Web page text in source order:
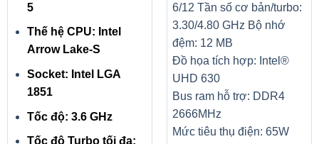
5
Thế hệ CPU: Intel
Arrow Lake-S
Socket: Intel LGA
1851
Tốc độ: 3.6 GHz
Tốc độ Turbo tối đa:
6/12 Tần số cơ bản/turbo:
3.30/4.80 GHz Bộ nhớ
đệm: 12 MB
Đồ họa tích hợp: Intel®
UHD 630
Bus ram hỗ trợ: DDR4
2666MHz
Mức tiêu thụ điện: 65W